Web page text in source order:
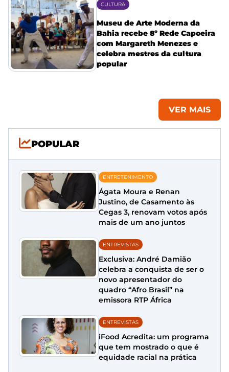
CULTURA
Museu de Arte Moderna da
Bahia recebe 8º Rede Capoeira
com Margareth Menezes e
celebra mestres da cultura
popular
VER MAIS
POPULAR
ENTRETENIMENTO
Ágata Moura e Renan
Justino, de Casamento às
Cegas 3, renovam votos após
mais de um ano juntos
ENTREVISTAS
Exclusiva: André Damião
celebra a conquista de ser o
novo apresentador do
quadro “Afro Brasil” na
emissora RTP África
ENTREVISTAS
iFood Acredita: um programa
que tem mostrado o que é
equidade racial na prática